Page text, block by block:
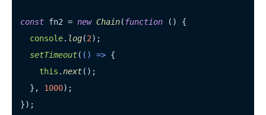
const fn2 = new Chain( function ( ) {
console. log(2);
setTimeout( () => {
this .next();
  },
1000);
});